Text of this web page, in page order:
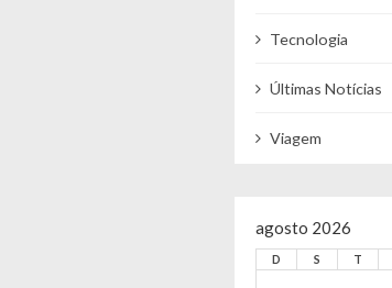
Tecnologia
Últimas Notícias
Viagem
agosto 2026
D S T